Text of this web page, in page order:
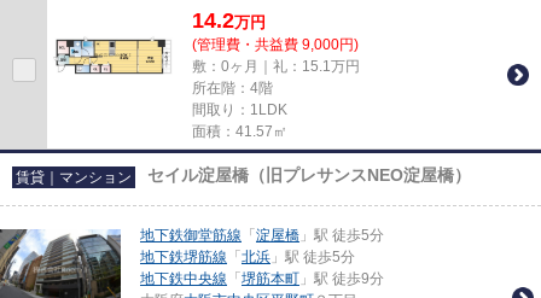
14.2万円
(管理費・共益費 9,000円)
敷：0ヶ月｜礼：15.1万円
所在階：4階
間取り：1LDK
面積：41.57㎡
賃貸｜マンション セイル淀屋橋（旧プレサンスNEO淀屋橋）
地下鉄御堂筋線 「 淀屋橋 」駅 徒歩5分
地下鉄堺筋線 「 北浜 」駅 徒歩5分
地下鉄中央線 「 堺筋本町 」駅 徒歩9分